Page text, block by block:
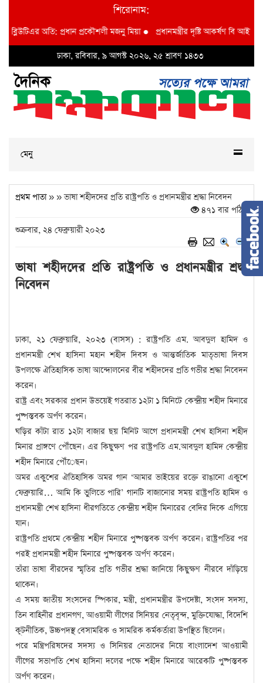
শিরোনাম:
অতি: প্রধান প্রকৌশলী মজনু মিয়া●প্রধানমন্ত্রীর দৃষ্টি আকর্ষণ বি আই
ঢাকা, রবিবার, ৯ আগস্ট ২০২৬, ২৫ শ্রাবণ ১৪৩৩
মেনু
প্রথম পাতা» » ভাষা শহীদদের প্রতি রাষ্ট্রপতি ও প্রধানমন্ত্রীর শ্রদ্ধা নিবেদন
৪৭১ বার পঠিত
শুক্রবার, ২৪ ফেব্রুয়ারী ২০২৩
ভাষা শহীদদের প্রতি রাষ্ট্রপতি ও প্রধানমন্ত্রীর শ্রদ্ধা
নিবেদন
ঢাকা, ২১ ফেব্রুয়ারি, ২০২৩ (বাসস) : রাষ্ট্রপতি এম. আবদুল হামিদ ও
প্রধানমন্ত্রী শেখ হাসিনা মহান শহীদ দিবস ও আন্তর্জাতিক মাতৃভাষা দিবস
উপলক্ষে ঐতিহাসিক ভাষা আন্দোলনের বীর শহীদদের প্রতি গভীর শ্রদ্ধা নিবেদন
করেন।
রাষ্ট্র এবং সরকার প্রধান উভয়েই গতরাত ১২টা ১ মিনিটে কেন্দ্রীয় শহীদ মিনারে
পুষ্পস্তবক অর্পণ করেন।
ঘড়ির কাঁটা রাত ১২টা বাজার ছয় মিনিট আগে প্রধানমন্ত্রী শেখ হাসিনা শহীদ
মিনার প্রাঙ্গণে পৌঁছেন। এর কিছুক্ষণ পর রাষ্ট্রপতি এম.আবদুল হামিদ কেন্দ্রীয়
শহীদ মিনারে পৌঁেছন।
অমর একুশের ঐতিহাসিক অমর গান ‘আমার ভাইয়ের রক্তে রাঙানো একুশে
ফেব্রুয়ারি… আমি কি ভুলিতে পারি’ গানটি বাজানোর সময় রাষ্ট্রপতি হামিদ ও
প্রধানমন্ত্রী শেখ হাসিনা ধীরগতিতে কেন্দ্রীয় শহীদ মিনারের বেদির দিকে এগিয়ে
যান।
রাষ্ট্রপতি প্রথমে কেন্দ্রীয় শহীদ মিনারে পুষ্পস্তবক অর্পণ করেন। রাষ্ট্রপতির পর
পরই প্রধানমন্ত্রী শহীদ মিনারে পুষ্পস্তবক অর্পণ করেন।
তাঁরা ভাষা বীরদের স্মৃতির প্রতি গভীর শ্রদ্ধা জানিয়ে কিছুক্ষণ নীরবে দাঁড়িয়ে
থাকেন।
এ সময় জাতীয় সংসদের স্পিকার, মন্ত্রী, প্রধানমন্ত্রীর উপদেষ্টা, সংসদ সদস্য,
তিন বাহিনীর প্রধানগণ, আওয়ামী লীগের সিনিয়র নেতৃবৃন্দ, মুক্তিযোদ্ধা, বিদেশি
কূটনীতিক, উচ্চপদস্থ বেসামরিক ও সামরিক কর্মকর্তারা উপস্থিত ছিলেন।
পরে মন্ত্রিপরিষদের সদস্য ও সিনিয়র নেতাদের নিয়ে বাংলাদেশ আওয়ামী
লীগের সভাপতি শেখ হাসিনা দলের পক্ষে শহীদ মিনারে আরেকটি পুষ্পস্তবক
অর্পণ করেন।